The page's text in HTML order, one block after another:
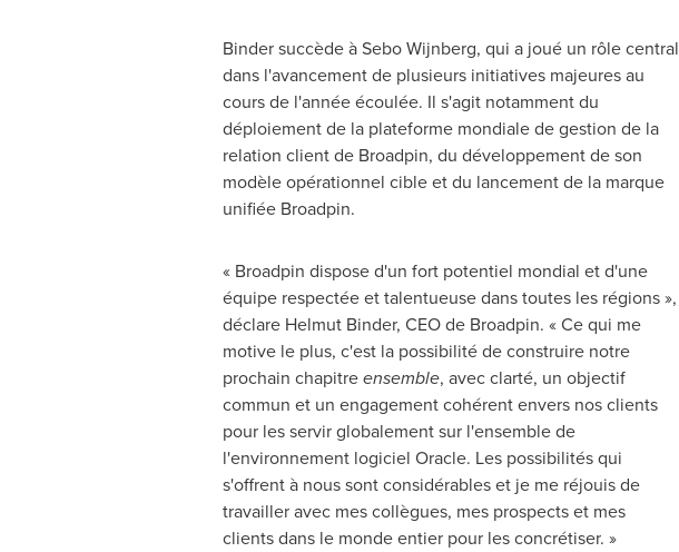
Binder succède à Sebo Wijnberg, qui a joué un rôle central
dans l'avancement de plusieurs initiatives majeures au
cours de l'année écoulée. Il s'agit notamment du
déploiement de la plateforme mondiale de gestion de la
relation client de Broadpin, du développement de son
modèle opérationnel cible et du lancement de la marque
unifiée Broadpin.
« Broadpin dispose d'un fort potentiel mondial et d'une
équipe respectée et talentueuse dans toutes les régions »,
déclare Helmut Binder, CEO de Broadpin. « Ce qui me
motive le plus, c'est la possibilité de construire notre
prochain chapitreensemble, avec clarté, un objectif
commun et un engagement cohérent envers nos clients
pour les servir globalement sur l'ensemble de
l'environnement logiciel Oracle. Les possibilités qui
s'offrent à nous sont considérables et je me réjouis de
travailler avec mes collègues, mes prospects et mes
clients dans le monde entier pour les concrétiser. »